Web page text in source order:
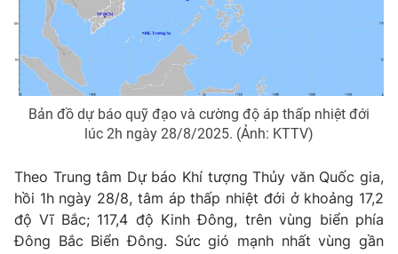
Phim VTV
Hậu trường
Nhân vật
Giải trí
Điện ảnh
Âm nhạc
Đời sống
Chất lượng cuộc sống
Tuyển sinh
Học trực tuyến
Công nghệ
Hitech Công nghệ tương lai
Giao lưu trực tuyến
Bản đồ dự báo quỹ đạo và cường độ áp thấp nhiệt đới
lúc 2h ngày 28/8/2025. (Ảnh: KTTV)
Theo Trung tâm Dự báo Khí tượng Thủy văn Quốc gia,
hồi 1h ngày 28/8, tâm áp thấp nhiệt đới ở khoảng 17,2
độ Vĩ Bắc; 117,4 độ Kinh Đông, trên vùng biển phía
Đông Bắc Biển Đông. Sức gió mạnh nhất vùng gần